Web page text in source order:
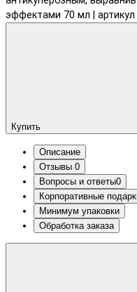
эффектами 70 мл | артикул
Купить
Описание
Отзывы 0
Вопросы и ответы0
Корпоративные
Минимум упаковки
Обработка заказа